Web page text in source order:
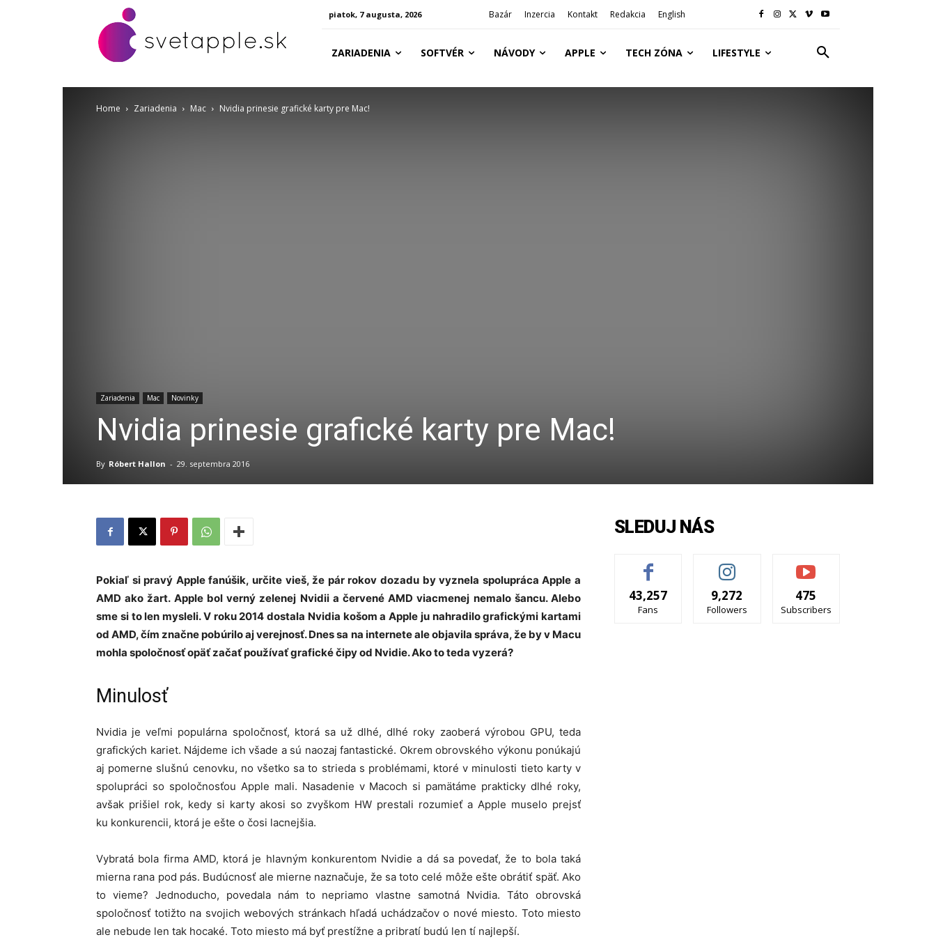
piatok, 7 augusta, 2026 Bazár Inzercia Kontakt Redakcia English
ZARIADENIA SOFTVÉR NÁVODY APPLE TECH ZÓNA LIFESTYLE
Home Zariadenia Mac Nvidia prinesie grafické karty pre Mac!
Zariadenia Mac Novinky
Nvidia prinesie grafické karty pre Mac!
By Róbert Hallon - 29. septembra 2016
Pokiaľ si pravý Apple fanúšik, určite vieš, že pár rokov dozadu by vyznela spolupráca Apple a
AMD ako žart. Apple bol verný zelenej Nvidii a červené AMD viacmenej nemalo šancu. Alebo
sme si to len mysleli. V roku 2014 dostala Nvidia košom a Apple ju nahradilo grafickými kartami
od AMD, čím značne pobúrilo aj verejnosť. Dnes sa na internete ale objavila správa, že by v Macu
mohla spoločnosť opäť začať používať grafické čipy od Nvidie. Ako to teda vyzerá?
Minulosť
Nvidia je veľmi populárna spoločnosť, ktorá sa už dlhé, dlhé roky zaoberá výrobou GPU, teda
grafických kariet. Nájdeme ich všade a sú naozaj fantastické. Okrem obrovského výkonu ponúkajú
aj pomerne slušnú cenovku, no všetko sa to strieda s problémami, ktoré v minulosti tieto karty v
spolupráci so spoločnosťou Apple mali. Nasadenie v Macoch si pamätáme prakticky dlhé roky,
avšak prišiel rok, kedy si karty akosi so zvyškom HW prestali rozumieť a Apple muselo prejsť
ku konkurencii, ktorá je ešte o čosi lacnejšia.
Vybratá bola firma AMD, ktorá je hlavným konkurentom Nvidie a dá sa povedať, že to bola taká
mierna rana pod pás. Budúcnosť ale mierne naznačuje, že sa toto celé môže ešte obrátiť späť. Ako
to vieme? Jednoducho, povedala nám to nepriamo vlastne samotná Nvidia. Táto obrovská
spoločnosť totižto na svojich webových stránkach hľadá uchádzačov o nové miesto. Toto miesto
ale nebude len tak hocaké. Toto miesto má byť prestížne a pribratí budú len tí najlepší.
SLEDUJ NÁS
43,257
Fans
9,272
Followers
475
Subscribers